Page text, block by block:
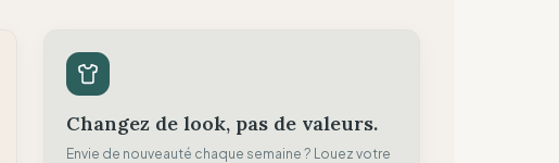
Changez de look, pas de valeurs.
Envie de nouveauté chaque semaine ? Louez votre